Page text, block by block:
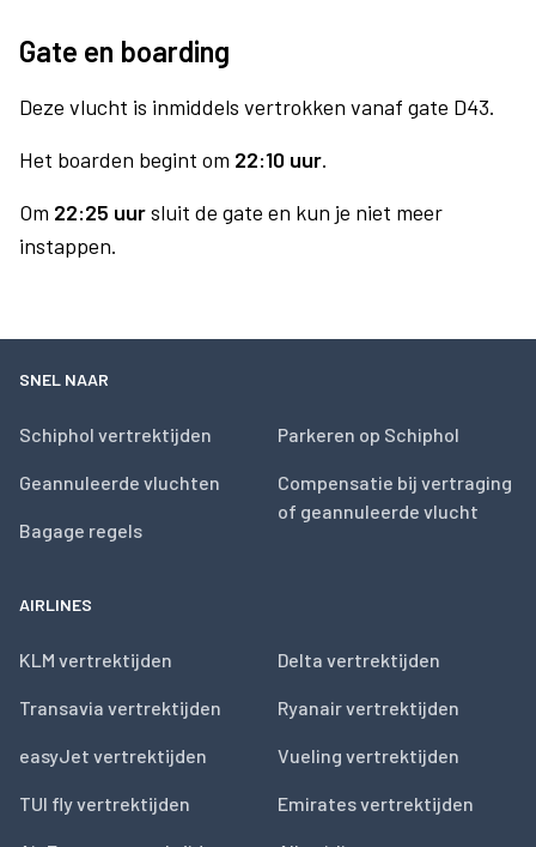
Gate en boarding
Deze vlucht is inmiddels vertrokken vanaf gate D43.
Het boarden begint om 22:10 uur.
Om 22:25 uursluit de gate en kun je niet meer
instappen.
SNEL NAAR
Schiphol vertrektijden
Geannuleerde vluchten
Bagage regels
Parkeren op Schiphol
Compensatie bij vertraging
of geannuleerde vlucht
AIRLINES
KLM vertrektijden
Transavia vertrektijden
easyJet vertrektijden
TUI fly vertrektijden
Delta vertrektijden
Ryanair vertrektijden
Vueling vertrektijden
Emirates vertrektijden